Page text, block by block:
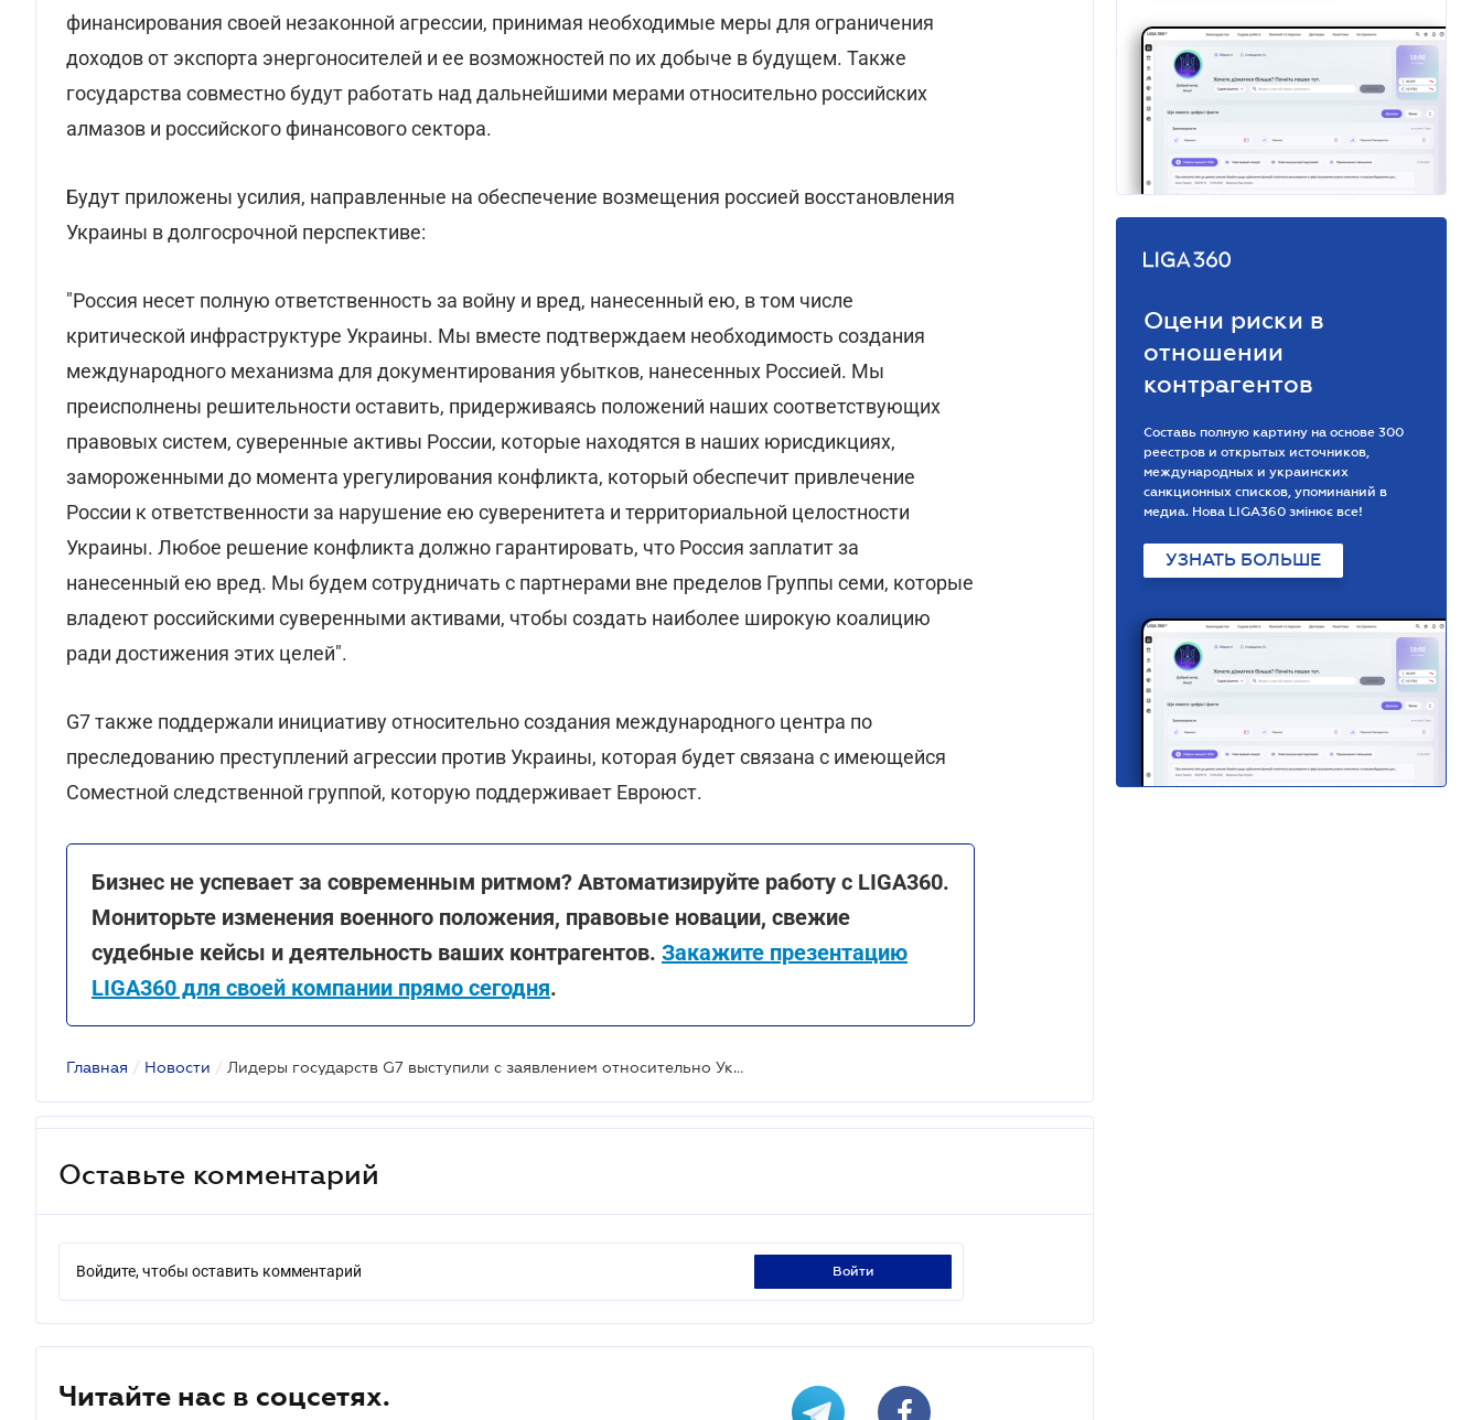
финансирования своей незаконной агрессии, принимая необходимые меры для ограничения
доходов от экспорта энергоносителей и ее возможностей по их добыче в будущем. Также
государства совместно будут работать над дальнейшими мерами относительно российских
алмазов и российского финансового сектора.
Будут приложены усилия, направленные на обеспечение возмещения россией восстановления
Украины в долгосрочной перспективе:
"Россия несет полную ответственность за войну и вред, нанесенный ею, в том числе
критической инфраструктуре Украины. Мы вместе подтверждаем необходимость создания
международного механизма для документирования убытков, нанесенных Россией. Мы
преисполнены решительности оставить, придерживаясь положений наших соответствующих
правовых систем, суверенные активы России, которые находятся в наших юрисдикциях,
замороженными до момента урегулирования конфликта, который обеспечит привлечение
России к ответственности за нарушение ею суверенитета и территориальной целостности
Украины. Любое решение конфликта должно гарантировать, что Россия заплатит за
нанесенный ею вред. Мы будем сотрудничать с партнерами вне пределов Группы семи, которые
владеют российскими суверенными активами, чтобы создать наиболее широкую коалицию
ради достижения этих целей".
G7 также поддержали инициативу относительно создания международного центра по
преследованию преступлений агрессии против Украины, которая будет связана с имеющейся
Соместной следственной группой, которую поддерживает Евроюст.
Бизнес не успевает за современным ритмом? Автоматизируйте работу с LIGA360.
Мониторьте изменения военного положения, правовые новации, свежие
судебные кейсы и деятельность ваших контрагентов. Закажите презентацию
LIGA360 для своей компании прямо сегодня.
Главная / Новости / Лидеры государств G7 выступили с заявлением относительно Украины
Оставьте комментарий
Войдите, чтобы оставить комментарий войти
Читайте нас в соцсетях.
Оцени риски в
отношении
контрагентов
Составь полную картину на основе 300
реестров и открытых источников,
международных и украинских
санкционных списков, упоминаний в
медиа. Нова LIGA360 змінює все!
УЗНАТЬ БОЛЬШЕ